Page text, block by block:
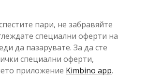
пари, не забравяйте
специални оферти на
да пазарувате. За да сте
специални оферти,
приложение Kimbino app.